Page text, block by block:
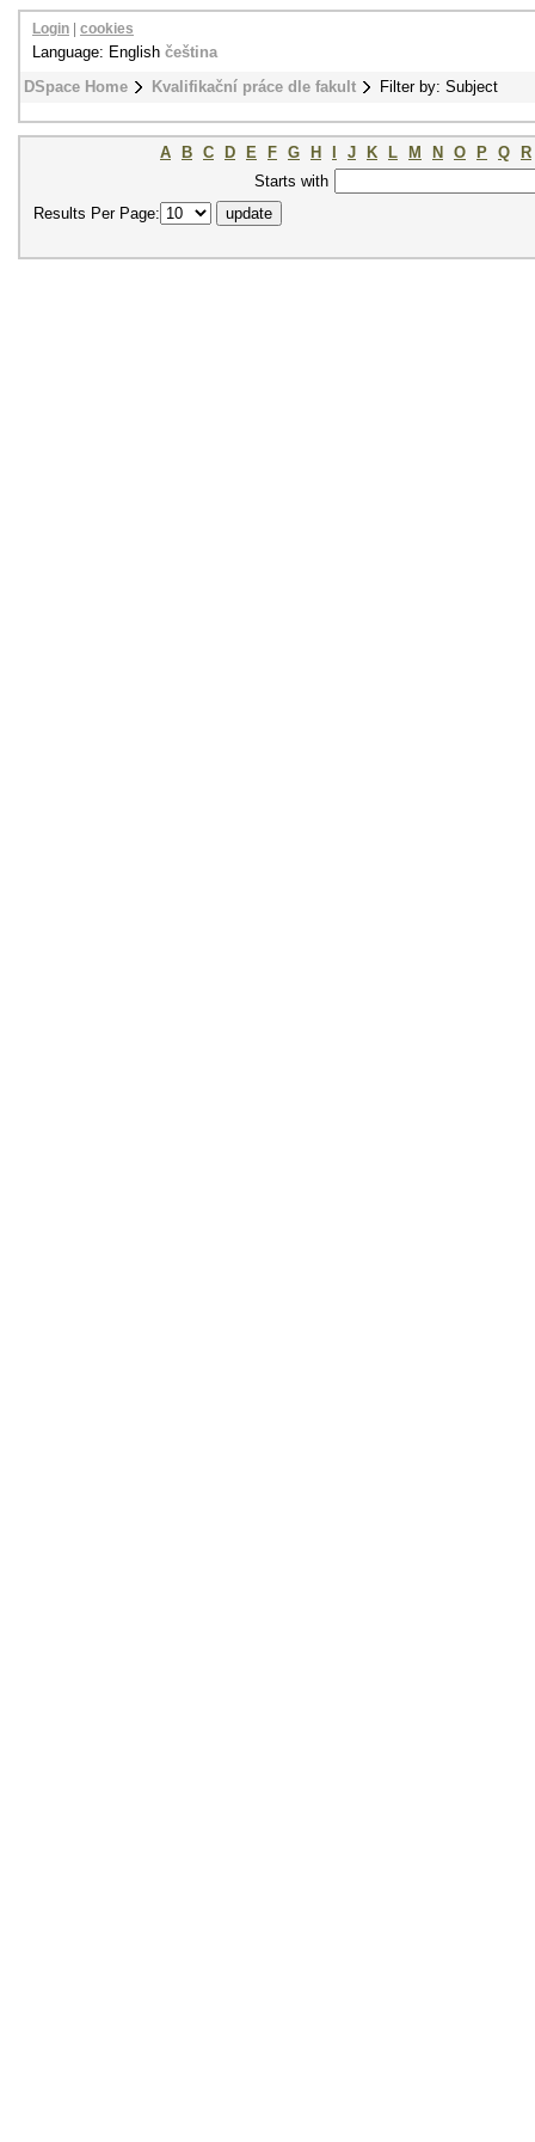
DSpace Home Kvalifikační práce dle fakult Filter by: Subject
Login cookies
Language: English čeština
A B C D E F G H J K L M N O P Q
R
Starts with
Results Per Page: